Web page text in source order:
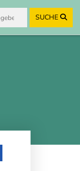
SUCHE